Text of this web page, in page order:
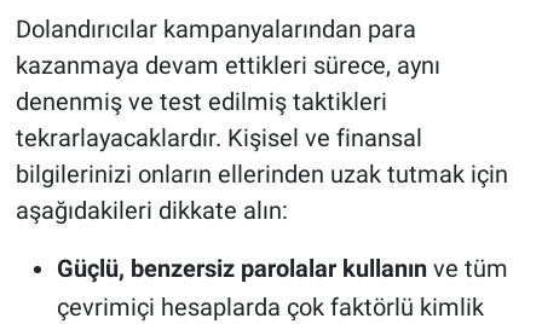
Dolandırıcılar kampanyalarından para
kazanmaya devam ettikleri sürece, aynı
denenmiş ve test edilmiş taktikleri
tekrarlayacaklardır. Kişisel ve finansal
bilgilerinizi onların ellerinden uzak tutmak için
aşağıdakileri dikkate alın:
Güçlü, benzersiz parolalar kullanın ve tüm
çevrimiçi hesaplarda çok faktörlü kimlik